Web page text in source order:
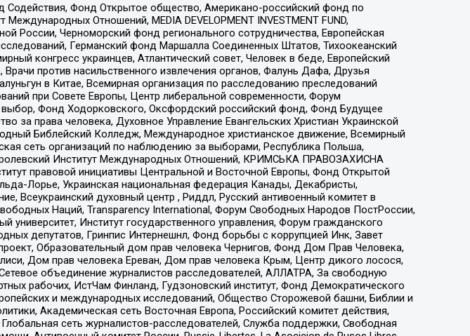
Фонд Открытое общество, Американо-российский фонд по
Отношений, MEDIA DEVELOPMENT INVESTMENT FUND,
России, Черноморский фонд регионального сотрудничества, Европейская
Германский фонд Маршалла Соединенных Штатов, Тихоокеанский
конгресс украинцев, Атлантический совет, Человек в беде, Европейский
против насильственного извлечения органов, Фалунь Дафа, Друзья
в Китае, Всемирная организация по расследованию преследований
при Совете Европы, Центр либеральной современности, Форум
Фонд Ходорковского, Оксфордский российский фонд, Фонд Будущее
права человека, Духовное Управление Евангельских Христиан Украинской
Библейский Колледж, Международное христианское движение, Всемирный
сеть организаций по наблюдению за выборами, Республика Польша,
Институт Международных Отношений, КРИМСЬКА ПРАВОЗАХИСНА
правовой инициативы Центральной и Восточной Европы, Фонд Открытой
Лорье, Украинская национальная федерация Канады, Декабристы,
Всеукраинский духовный центр , Риддл, Русский антивоенный комитет в
Наций, Transparеncy International, Форум Свободных Народов ПостРоссии,
Институт государственного управления, Форум гражданского
депутатов, Гринпис Интернешнл, Фонд борьбы с коррупцией Инк, Завет
Образовательный дом прав человека Чернигов, Фонд Дом Прав Человека,
Дом прав человека Ереван, Дом прав человека Крым, Центр дикого лосося,
объединение журналистов расследователей, АЛЛАТРА, За свободную
рабочих, ИстЧам Финланд, Гудзоновский институт, Фонд Демократического
и международных исследований, Общество Сторожевой башни, Библии и
Академическая сеть Восточная Европа, Российский комитет действия,
сеть журналистов-расследователей, Служба поддержки, Свободная